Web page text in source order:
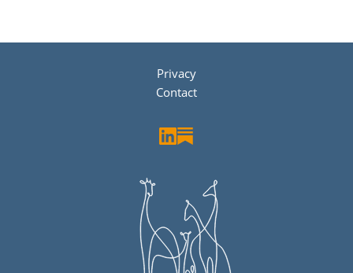
Privacy
Contact